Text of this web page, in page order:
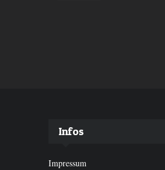
Infos
Impressum